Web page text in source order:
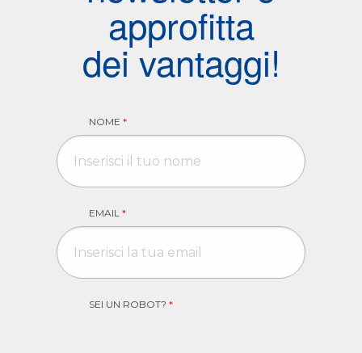
approfitta
dei vantaggi!
NOME *
EMAIL *
SEI UN ROBOT? *